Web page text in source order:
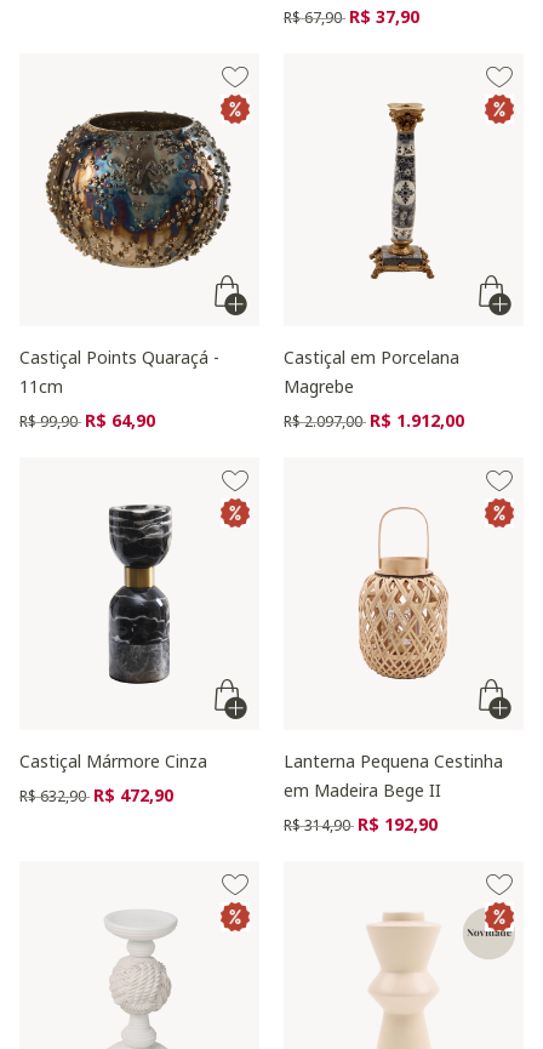
Preço reduzido de
R$ 67,90 para
R$ 37,90
Castiçal Points Quaraçá -
11cm
Preço reduzido de
R$ 99,90 para
R$ 64,90
Castiçal em Porcelana
Magrebe
Preço reduzido de
R$ 2.097,00 para
R$ 1.912,00
Castiçal Mármore Cinza
Preço reduzido de
R$ 632,90 para
R$ 472,90
Lanterna Pequena Cestinha
em Madeira Bege II
Preço reduzido de
R$ 314,90 para
R$ 192,90